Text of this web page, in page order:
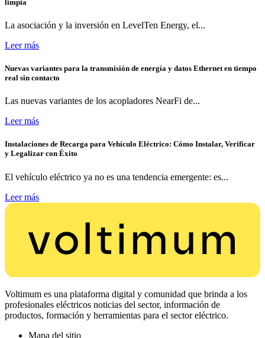
limpia
La asociación y la inversión en LevelTen Energy, el...
Leer más
Nuevas variantes para la transmisión de energía y datos Ethernet en tiempo
real sin contacto
Las nuevas variantes de los acopladores NearFi de...
Leer más
Instalaciones de Recarga para Vehículo Eléctrico: Cómo Instalar, Verificar
y Legalizar con Éxito
El vehículo eléctrico ya no es una tendencia emergente: es...
Leer más
Voltimum es una plataforma digital y comunidad que brinda a los
profesionales eléctricos noticias del sector, información de
productos, formación y herramientas para el sector eléctrico.
Mapa del sitio